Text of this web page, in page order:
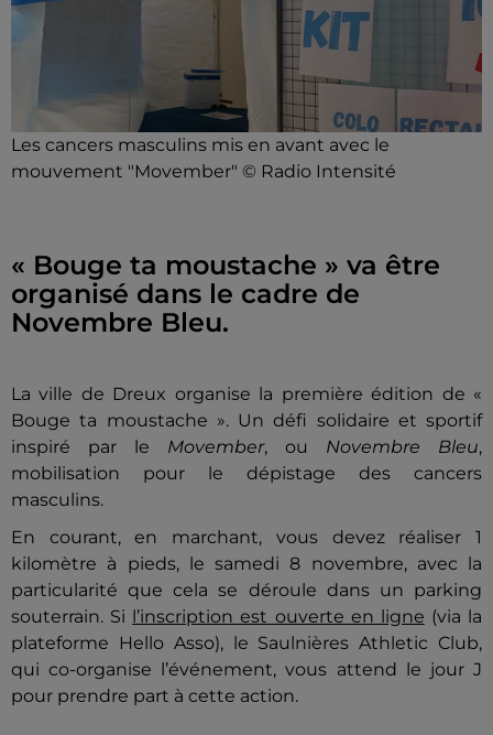
Les cancers masculins mis en avant avec le
mouvement "Movember" © Radio Intensité
« Bouge ta moustache » va être
organisé dans le cadre de
Novembre Bleu.
La ville de Dreux organise la première édition de «
Bouge ta moustache ». Un défi solidaire et sportif
inspiré par le Movember, ou Novembre Bleu,
mobilisation pour le dépistage des cancers
masculins.
En courant, en marchant, vous devez réaliser 1
kilomètre à pieds, le samedi 8 novembre, avec la
particularité que cela se déroule dans un parking
souterrain. Si l’inscription est ouverte en ligne (via la
plateforme Hello Asso), le Saulnières Athletic Club,
qui co-organise l’événement, vous attend le jour J
pour prendre part à cette action.